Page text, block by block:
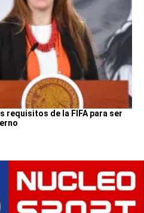
requisitos de la FIFA para ser